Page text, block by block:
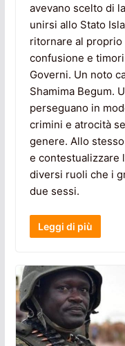
avevano scelto di
unirsi allo Stato
ritornare al
confusione e
Governi. Un noto
Shamima Begum.
perseguano in
crimini e atrocità
genere. Allo
e contestualizzare
diversi ruoli che i
due sessi.
Leggi di più